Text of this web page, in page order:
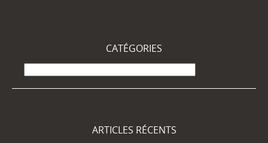
CATÉGORIES
Catégories
ARTICLES RÉCENTS